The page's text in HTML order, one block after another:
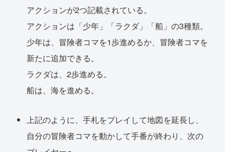
アクションが2つ記載されている。
アクションは「少年」「ラクダ」「船」の3種類。
少年は、冒険者コマを1歩進めるか、冒険者コマを
新たに追加できる。
ラクダは、2歩進める。
船は、海を進める。
上記のように、手札をプレイして地図を延長し、
自分の冒険者コマを動かして手番が終わり、次の